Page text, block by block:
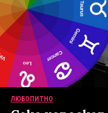
ЛЮБОПИТНО